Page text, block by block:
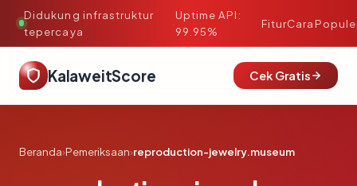
Didukung infrastruktur
tepercaya
·
Uptime API:
99.95%
FiturCara
KalaweitScore Cek Gratis
Beranda›Pemeriksaan›reproduction-jewelry.museum